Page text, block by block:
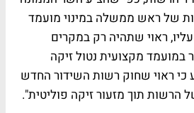
של ראש ממשלה במינוי מועמד
ראוי שתהיה רק במקרים
במועמד מקצועית נטול זיקה
כי ראוי שחוק רשות השידור החדש
תוך מזעור זיקה פוליטית".